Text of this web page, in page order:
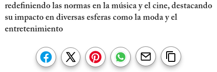
redefiniendo las normas en la música y el cine, destacando
su impacto en diversas esferas como la moda y el
entretenimiento